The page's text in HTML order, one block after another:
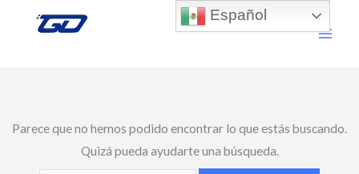
Parece que no hemos podido encontrar lo que estás buscando.
Quizá pueda ayudarte una búsqueda.
por:
Español